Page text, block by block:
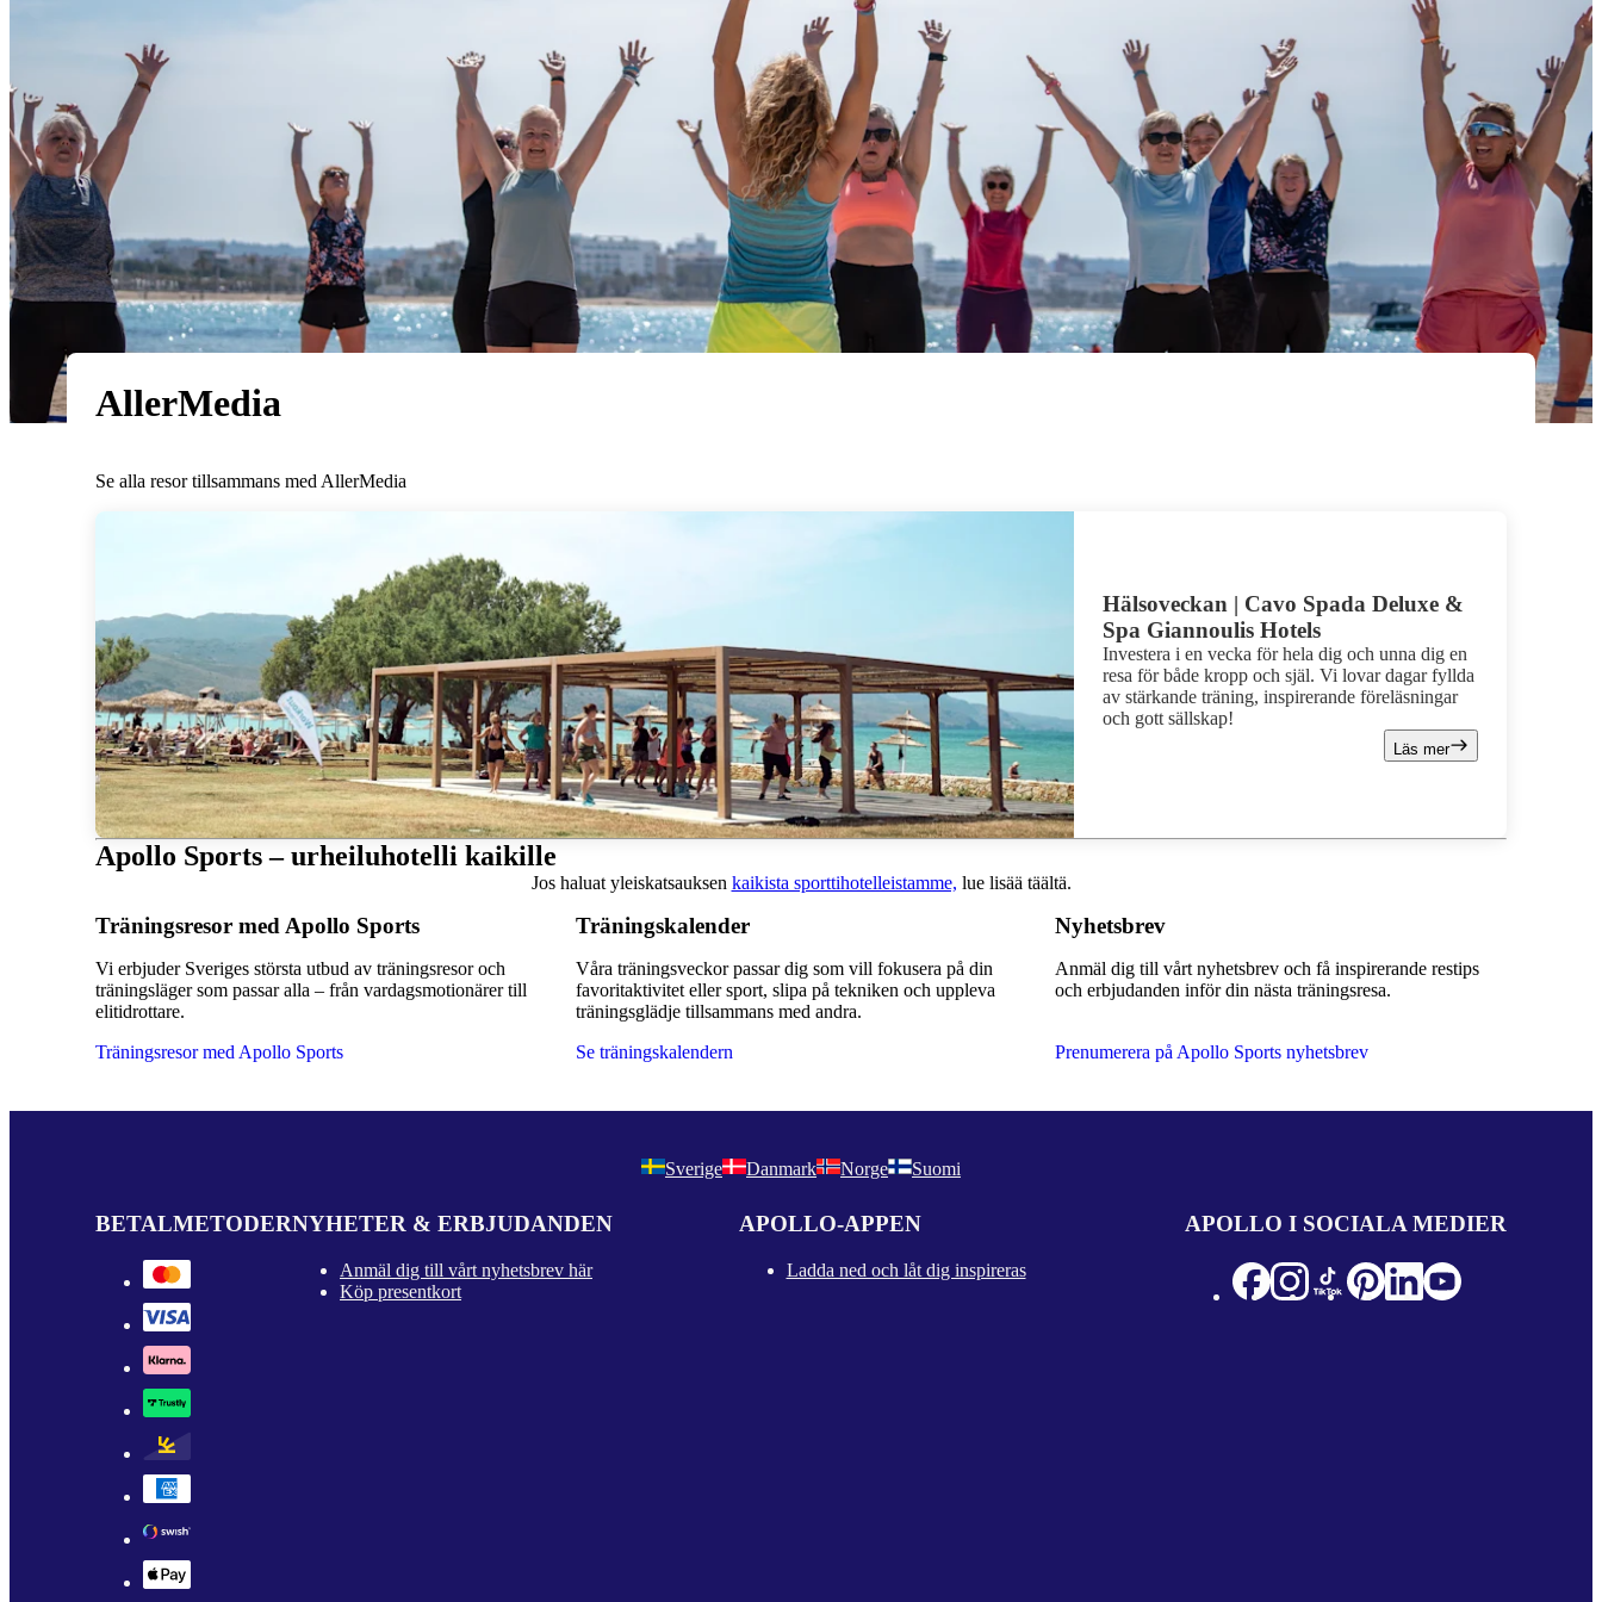
AllerMedia
Se alla resor tillsammans med AllerMedia
Hälsoveckan | Cavo Spada Deluxe &
Spa Giannoulis Hotels
Investera i en vecka för hela dig och unna dig en
resa för både kropp och själ. Vi lovar dagar fyllda
av stärkande träning, inspirerande föreläsningar
och gott sällskap!
Läs mer
Apollo Sports – urheiluhotelli kaikille
Jos haluat yleiskatsauksen kaikista sporttihotelleistamme, lue lisää täältä.
Träningsresor med Apollo Sports
Vi erbjuder Sveriges största utbud av träningsresor och
träningsläger som passar alla – från vardagsmotionärer till
elitidrottare.
Träningsresor med Apollo Sports
Träningskalender
Våra träningsveckor passar dig som vill fokusera på din
favoritaktivitet eller sport, slipa på tekniken och uppleva
träningsglädje tillsammans med andra.
Se träningskalendern
Nyhetsbrev
Anmäl dig till vårt nyhetsbrev och få inspirerande restips
och erbjudanden inför din nästa träningsresa.
Prenumerera på Apollo Sports nyhetsbrev
Sverige Danmark Norge Suomi
BETALMETODERNYHETER & ERBJUDANDEN
Anmäl dig till vårt nyhetsbrev här
Köp presentkort
APOLLO-APPEN
Ladda ned och låt dig inspireras
APOLLO I SOCIALA MEDIER